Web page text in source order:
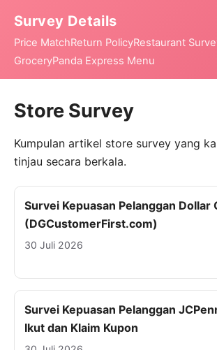
Survey Details
Price MatchReturn PolicyRestaurant
GroceryPanda Express Menu
Store Survey
Kumpulan artikel store survey yang
tinjau secara berkala.
Survei Kepuasan Pelanggan Dollar
(DGCustomerFirst.com)
30 Juli 2026
Survei Kepuasan Pelanggan
Ikut dan Klaim Kupon